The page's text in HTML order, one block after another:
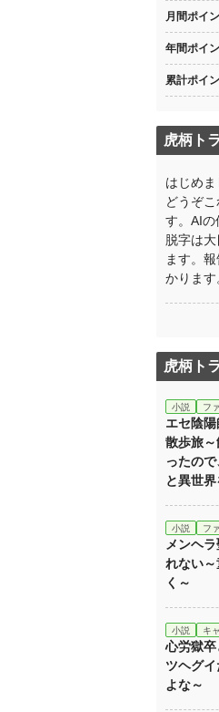
月間ポイ
年間ポイ
累計ポイ
虎柄ト
はじめま
どうぞ
す。AIの
脱字は
ます。
かります
虎柄ト
小説 フ
エセ陰
散歩旅
ったの
と異世
小説 フ
メンヘ
れない
く～
小説 キ
心労獄
ツヘグ
よな～